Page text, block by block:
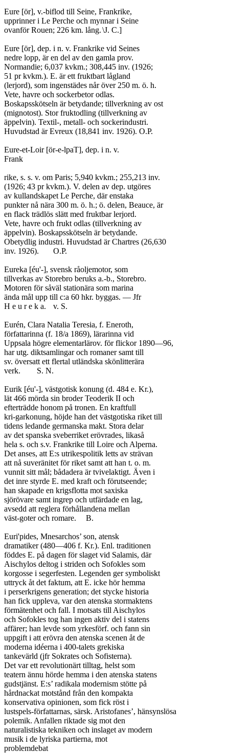
Eure [ör], v.-biflod till Seine, Frankrike,
upprinner i Le Perche och mynnar i Seine
ovanför Rouen; 226 km. lång.	\J. C.]
Eure [ör], dep. i n. v. Frankrike vid Seines
nedre lopp, är en del av den gamla prov.
Normandie; 6,037 kvkm.; 308,445 inv. (1926;
51 pr kvkm.). E. är ett fruktbart lågland
(lerjord), som ingenstädes når över 250 m. ö. h.
Vete, havre och sockerbetor odlas.
Boskapsskötseln är betydande; tillverkning av ost
(mignotost). Stor fruktodling (tillverkning av
äppelvin). Textil-, metall- och sockerindustri.
Huvudstad är Evreux (18,841 inv. 1926). O.P.
Eure-et-Loir [ör-e-lpaT], dep. i n. v.
Frank
rike, s. s. v. om Paris; 5,940 kvkm.; 255,213 inv.
(1926; 43 pr kvkm.). V. delen av dep. utgöres
av kullandskapet Le Perche, där enstaka
punkter nå nära 300 m. ö. h.; ö. delen, Beauce, är
en flack trädlös slätt med fruktbar lerjord.
Vete, havre och frukt odlas (tillverkning av
äppelvin). Boskapsskötseln är betydande.
Obetydlig industri. Huvudstad är Chartres (26,630
inv. 1926).	O.P.
Eureka [éu'-], svensk råoljemotor, som
tillverkas av Storebro beruks a.-b., Storebro.
Motoren för såväl stationära som marina
ända mål upp till c:a 60 hkr. byggas. — Jfr
H e u r e k a.	v. S.
Eurén, Clara Natalia Teresia, f. Eneroth,
författarinna (f. 18/a 1869), lärarinna vid
Uppsala högre elementarlärov. för flickor 1890—96,
har utg. diktsamlingar och romaner samt till
sv. översatt ett flertal utländska skönlitterära
verk.	S. N.
Eurik [éu'-], västgotisk konung (d. 484 e. Kr.),
lät 466 mörda sin broder Teoderik II och
efterträdde honom på tronen. En kraftfull
kri-garkonung, höjde han det västgotiska riket till
tidens ledande germanska makt. Stora delar
av det spanska sveberriket erövrades, likaså
hela s. och s.v. Frankrike till Loire och Alperna.
Det anses, att E:s utrikespolitik letts av strävan
att nå suveränitet för riket samt att han t. o. m.
vunnit sitt mål; bådadera är tvivelaktigt. Även i
det inre styrde E. med kraft och förutseende;
han skapade en krigsflotta mot saxiska
sjörövare samt ingrep och utfärdade en lag,
avsedd att reglera förhållandena mellan
väst-goter och romare.	B.
Euri'pides, Mnesarchos’ son, atensk
dramatiker (480—406 f. Kr.). Enl. traditionen
föddes E. på dagen för slaget vid Salamis, där
Aischylos deltog i striden och Sofokles som
korgosse i segerfesten. Legenden ger symboliskt
uttryck åt det faktum, att E. icke hör hemma
i perserkrigens generation; det stycke historia
han fick uppleva, var den atenska stormaktens
förmätenhet och fall. I motsats till Aischylos
och Sofokles tog han ingen aktiv del i statens
affärer; han levde som yrkesförf. och fann sin
uppgift i att erövra den atenska scenen åt de
moderna idéerna i 400-talets grekiska
tankevärld (jfr Sokrates och Sofisterna).
Det var ett revolutionärt tilltag, helst som
teatern ännu hörde hemma i den atenska statens
gudstjänst. E:s’ radikala modernism stötte på
hårdnackat motstånd från den kompakta
konservativa opinionen, som fick röst i
lustspels-författarnas, särsk. Aristofanes’, hänsynslösa
polemik. Anfallen riktade sig mot den
naturalistiska tekniken och inslaget av modern
musik i de lyriska partierna, mot
problemdebat